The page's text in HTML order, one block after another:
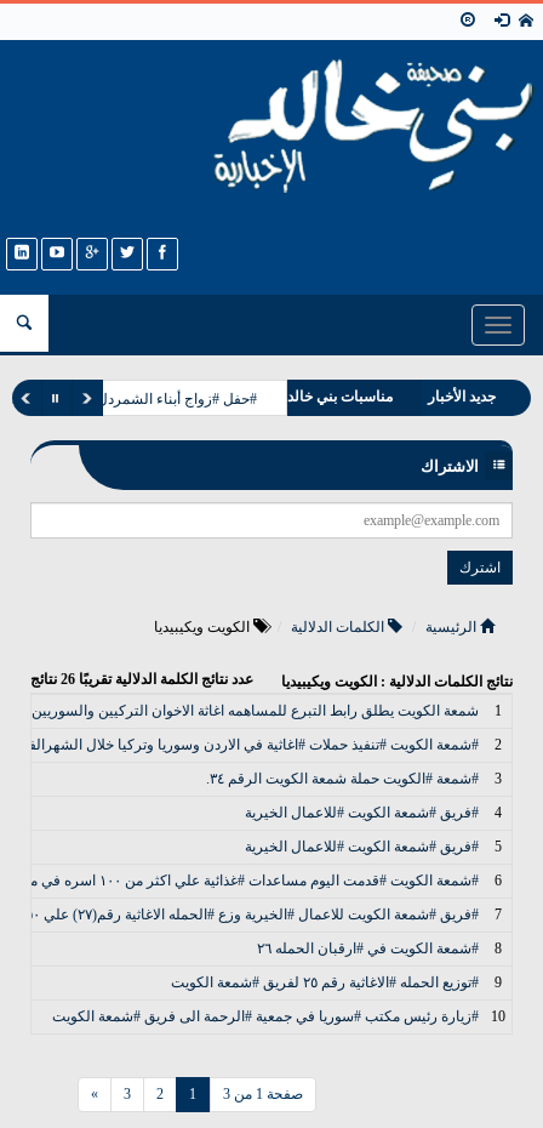
Toggle
navigation
جديد الأخبار
وفيات بني خالد
مناسبات بني خالد #حفل #زواج أبناء الشمردل من بني خالد
الاشتراك
الرئيسية الكلمات الدلالية الكويت ويكيبيديا
نتائج الكلمات الدلالية : الكويت ويكيبيديا عدد نتائج الكلمة الدلالية تقريبًا 26 نتائج
1
شمعة الكويت يطلق رابط التبرع للمساهمه اغاثة الاخوان التركيين والسوريين
2
#شمعة الكويت #تنفيذ حملات #اغاثية في الاردن وسوريا وتركيا خلال الشهرالفضيل
3
#شمعة #الكويت حملة شمعة الكويت الرقم ٣٤.
4
#فريق #شمعة الكويت #للاعمال الخيرية
5
#فريق #شمعة الكويت #للاعمال الخيرية
6
#شمعة الكويت #قدمت اليوم مساعدات #غذائية علي اكثر من ١٠٠ اسره في مخيم ارقبان
7
#فريق #شمعة الكويت للاعمال #الخيرية وزع #الحمله الاغاثية رقم(٢٧) علي ٥٠ اسره في ارقبان
8
#شمعة الكويت في #ارقبان الحمله ٢٦
9
#توزيع الحمله #الاغاثية رقم ٢٥ لفريق #شمعة الكويت
10
#زيارة رئيس مكتب #سوريا في جمعية #الرحمة الى فريق #شمعة الكويت
صفحة 1 من 3 1
2
3
»